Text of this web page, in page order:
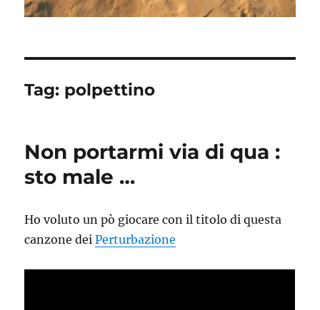
Tag: polpettino
Non portarmi via di qua :
sto male …
Ho voluto un pò giocare con il titolo di questa
canzone deiPerturbazione